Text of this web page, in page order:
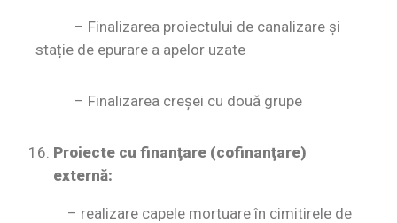
– Finalizarea proiectului de canalizare și
stație de epurare a apelor uzate
– Finalizarea creșei cu două grupe
Proiecte cu finanţare (cofinanţare)
externă:
– realizare capele mortuare în cimitirele de